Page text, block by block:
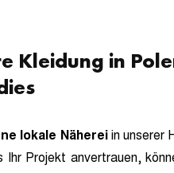
Kleidung in
lokale Nähereiin unserer
Ihr Projekt anvertrauen,